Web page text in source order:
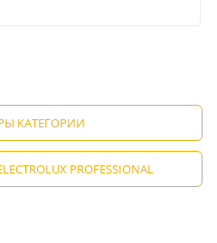
КАТЕГОРИИ
PROFESSIONAL